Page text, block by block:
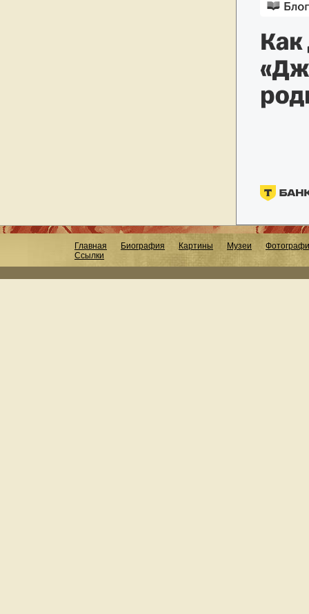
Главная Биография Картины Музеи
Ссылки